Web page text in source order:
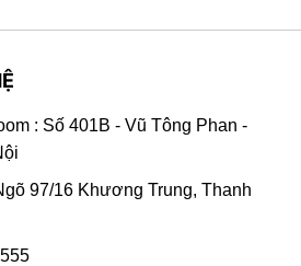
: Số 401B - Vũ Tông Phan -
97/16 Khương Trung, Thanh